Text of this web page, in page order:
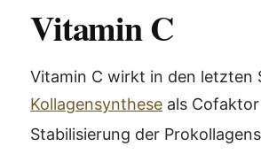
Vitamin C
Vitamin C wirkt in den letzten
Kollagensynthese als
Stabilisierung der